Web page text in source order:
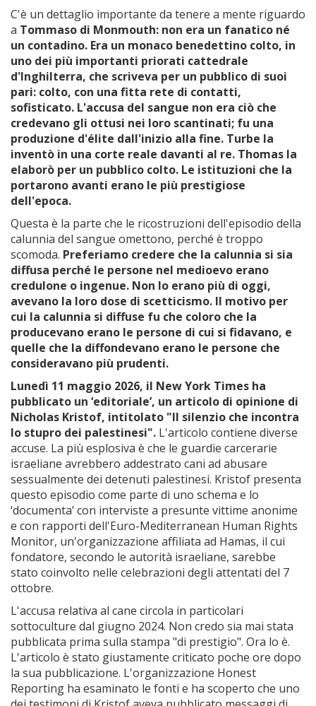
C'è un dettaglio importante da tenere a mente riguardo
a Tommaso di Monmouth: non era un fanatico né
un contadino. Era un monaco benedettino colto, in
uno dei più importanti priorati cattedrale
d'Inghilterra, che scriveva per un pubblico di suoi
pari: colto, con una fitta rete di contatti,
sofisticato. L'accusa del sangue non era ciò che
credevano gli ottusi nei loro scantinati; fu una
produzione d'élite dall'inizio alla fine. Turbe la
inventò in una corte reale davanti al re. Thomas la
elaborò per un pubblico colto. Le istituzioni che la
portarono avanti erano le più prestigiose
dell'epoca.
Questa è la parte che le ricostruzioni dell'episodio della
calunnia del sangue omettono, perché è troppo
scomoda. Preferiamo credere che la calunnia si sia
diffusa perché le persone nel medioevo erano
credulone o ingenue. Non lo erano più di oggi,
avevano la loro dose di scetticismo. Il motivo per
cui la calunnia si diffuse fu che coloro che la
producevano erano le persone di cui si fidavano, e
quelle che la diffondevano erano le persone che
consideravano più prudenti.
Lunedì 11 maggio 2026, il New York Times ha
pubblicato un ‘editoriale’, un articolo di opinione di
Nicholas Kristof, intitolato "Il silenzio che incontra
lo stupro dei palestinesi". L'articolo contiene diverse
accuse. La più esplosiva è che le guardie carcerarie
israeliane avrebbero addestrato cani ad abusare
sessualmente dei detenuti palestinesi. Kristof presenta
questo episodio come parte di uno schema e lo
‘documenta’ con interviste a presunte vittime anonime
e con rapporti dell'Euro-Mediterranean Human Rights
Monitor, un'organizzazione affiliata ad Hamas, il cui
fondatore, secondo le autorità israeliane, sarebbe
stato coinvolto nelle celebrazioni degli attentati del 7
ottobre.
L'accusa relativa al cane circola in particolari
sottoculture dal giugno 2024. Non credo sia mai stata
pubblicata prima sulla stampa "di prestigio". Ora lo è.
L'articolo è stato giustamente criticato poche ore dopo
la sua pubblicazione. L'organizzazione Honest
Reporting ha esaminato le fonti e ha scoperto che uno